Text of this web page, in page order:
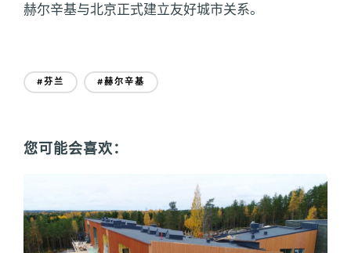
赫尔辛基与北京正式建立友好城市关系。
#芬兰 #赫尔辛基
您可能会喜欢：